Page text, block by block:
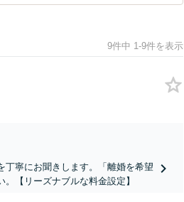
9件中 1-9件を表示
丁寧にお聞きします。「離婚を希望
【リーズナブルな料金設定】